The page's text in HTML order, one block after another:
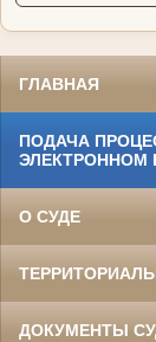
ГЛАВНАЯ
ПОДАЧА
ЭЛЕКТРОННОМ
О СУДЕ
ДОКУМЕНТЫ